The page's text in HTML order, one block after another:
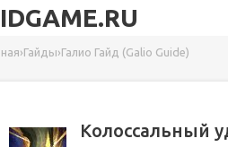
›Гайды›Галио Гайд (Galio Guide)
Колоссальный